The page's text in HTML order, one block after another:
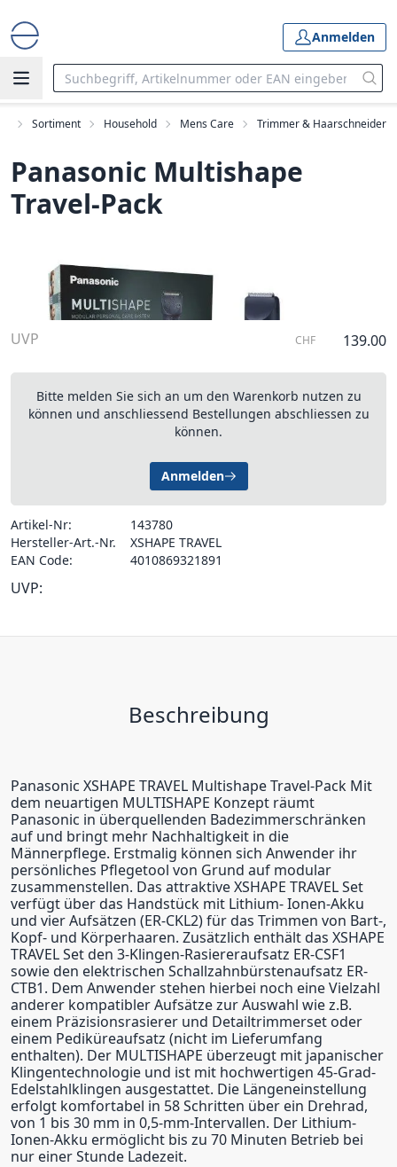
Anmelden
Sortiment Household Mens Care Trimmer & Haarschneider
Panasonic Multishape
Travel-Pack
UVP CHF 139.00
Bitte melden Sie sich an um den Warenkorb nutzen zu
können und anschliessend Bestellungen abschliessen zu
können.
Anmelden
Artikel-Nr:
143780
Hersteller-Art.-Nr.
XSHAPE TRAVEL
EAN Code:
4010869321891
UVP:
Beschreibung
Panasonic XSHAPE TRAVEL Multishape Travel-Pack Mit
dem neuartigen MULTISHAPE Konzept räumt
Panasonic in überquellenden Badezimmerschränken
auf und bringt mehr Nachhaltigkeit in die
Männerpflege. Erstmalig können sich Anwender ihr
persönliches Pflegetool von Grund auf modular
zusammenstellen. Das attraktive XSHAPE TRAVEL Set
verfügt über das Handstück mit Lithium- Ionen-Akku
und vier Aufsätzen (ER-CKL2) für das Trimmen von Bart-,
Kopf- und Körperhaaren. Zusätzlich enthält das XSHAPE
TRAVEL Set den 3-Klingen-Rasiereraufsatz ER-CSF1
sowie den elektrischen Schallzahnbürstenaufsatz ER-
CTB1. Dem Anwender stehen hierbei noch eine Vielzahl
anderer kompatibler Aufsätze zur Auswahl wie z.B.
einem Präzisionsrasierer und Detailtrimmerset oder
einem Pediküreaufsatz (nicht im Lieferumfang
enthalten). Der MULTISHAPE überzeugt mit japanischer
Klingentechnologie und ist mit hochwertigen 45-Grad-
Edelstahlklingen ausgestattet. Die Längeneinstellung
erfolgt komfortabel in 58 Schritten über ein Drehrad,
von 1 bis 30 mm in 0,5-mm-Intervallen. Der Lithium-
Ionen-Akku ermöglicht bis zu 70 Minuten Betrieb bei
nur einer Stunde Ladezeit.